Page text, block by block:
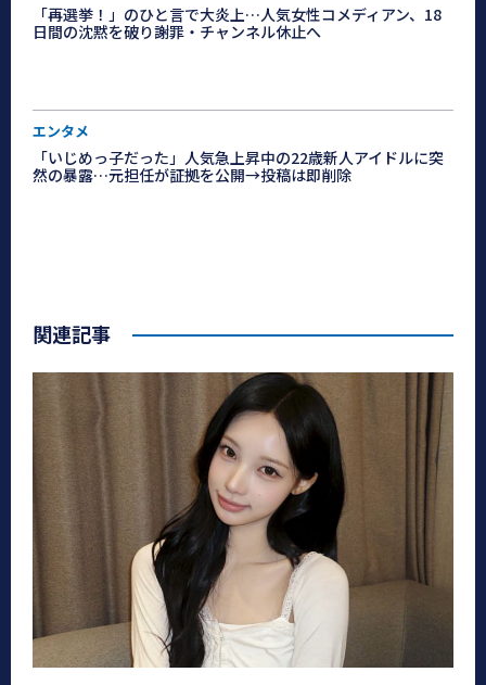
「再選挙！」のひと言で大炎上…人気女性コメディアン、18
日間の沈黙を破り謝罪・チャンネル休止へ
エンタメ
「いじめっ子だった」人気急上昇中の22歳新人アイドルに突
然の暴露…元担任が証拠を公開→投稿は即削除
関連記事